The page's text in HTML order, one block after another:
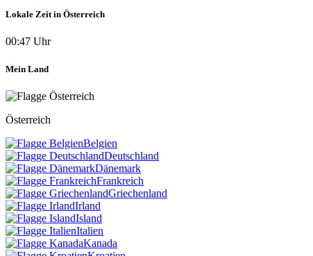
Lokale Zeit in Österreich
00:47 Uhr
Mein Land
Österreich
Belgien
Deutschland
Dänemark
Frankreich
Griechenland
Irland
Island
Italien
Kanada